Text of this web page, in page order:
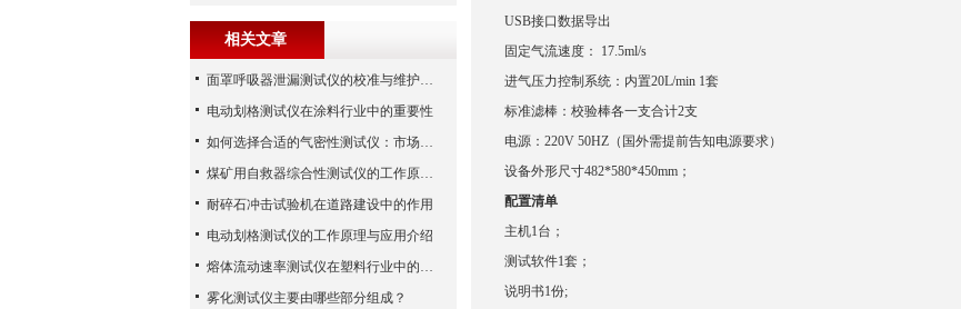
USB接口数据导出
固定气流速度： 17.5ml/s
进气压力控制系统： 内置20L/min1套
标准滤棒：校验棒各一支合计2支
电源：220V 50HZ（国外需提前告知电源要求）
设备外形尺寸482*580*450mm；
配置清单
主机1台；
测试软件1套；
说明书1份;
相关文章
面罩呼吸器泄漏测试仪的校准与维护技巧
电动划格测试仪在涂料行业中的重要性
如何选择合适的气密性测试仪：市场指南
煤矿用自救器综合性测试仪的工作原理与功能解析
耐碎石冲击试验机在道路建设中的作用
电动划格测试仪的工作原理与应用介绍
熔体流动速率测试仪在塑料行业中的应用
雾化测试仪主要由哪些部分组成？